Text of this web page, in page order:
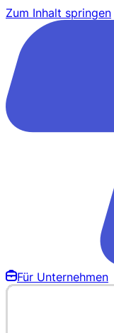
Zum Inhalt springen
Für Unternehmen